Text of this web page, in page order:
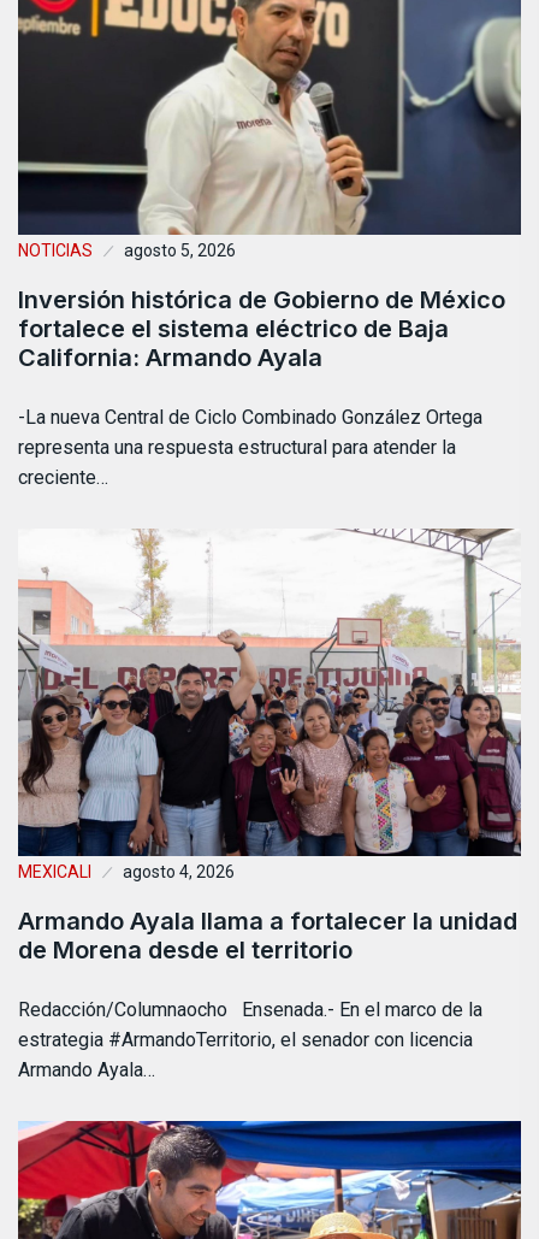
NOTICIAS agosto 5, 2026
Inversión histórica de Gobierno de México
fortalece el sistema eléctrico de Baja
California: Armando Ayala
-La nueva Central de Ciclo Combinado González Ortega
representa una respuesta estructural para atender la
creciente…
MEXICALI agosto 4, 2026
Armando Ayala llama a fortalecer la unidad
de Morena desde el territorio
Redacción/Columnaocho Ensenada.- En el marco de la
estrategia #ArmandoTerritorio, el senador con licencia
Armando Ayala…